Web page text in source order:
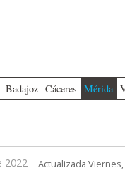
Badajoz Cáceres Mérida
2022
Actualizada Viernes,